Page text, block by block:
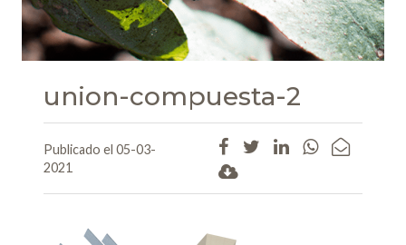
union-compuesta-2
Publicado el 05-03-
2021